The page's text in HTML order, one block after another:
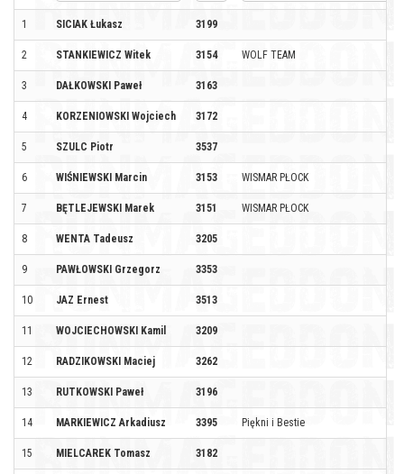
1 SICIAK Łukasz 3199
2 STANKIEWICZ Witek 3154 WOLF TEAM
3 DAŁKOWSKI Paweł 3163
4 KORZENIOWSKI Wojciech 3172
5 SZULC Piotr 3537
6 WIŚNIEWSKI Marcin 3153 WISMAR PŁOCK
7 BĘTLEJEWSKI Marek 3151 WISMAR PŁOCK
8 WENTA Tadeusz 3205
9 PAWŁOWSKI Grzegorz 3353
10 JAZ Ernest 3513
11 WOJCIECHOWSKI Kamil 3209
12 RADZIKOWSKI Maciej 3262
13 RUTKOWSKI Paweł 3196
14 MARKIEWICZ Arkadiusz 3395 Piękni i Bestie
15 MIELCAREK Tomasz 3182